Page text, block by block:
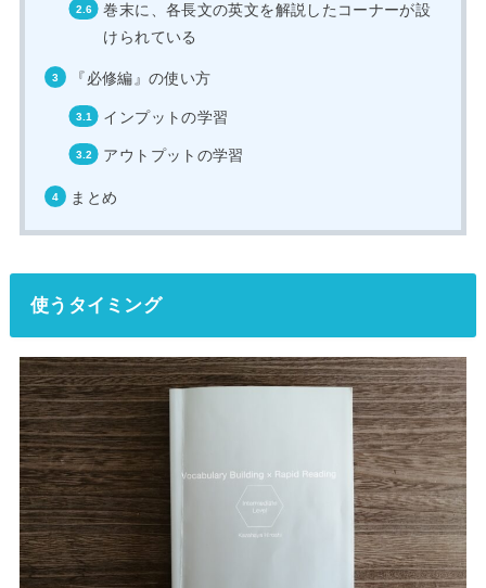
巻末に、各長文の英文を解説したコーナーが設
けられている
『必修編』の使い方
インプットの学習
アウトプットの学習
まとめ
使うタイミング